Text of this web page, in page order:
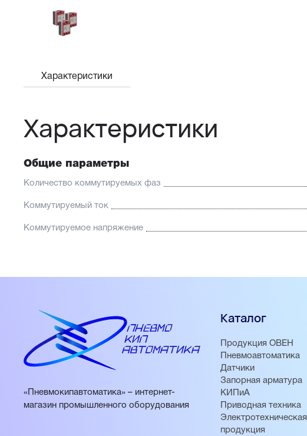
Характеристики
Характеристики
Общие параметры
Количество коммутируемых фаз
Коммутируемый ток
Коммутируемое напряжение
«Пневмокипавтоматика» – интернет-
магазин промышленного оборудования
Каталог
Продукция ОВЕН
Пневмоавтоматика
Датчики
Запорная арматура
КИПиА
Приводная техника
Электротехническая
продукция